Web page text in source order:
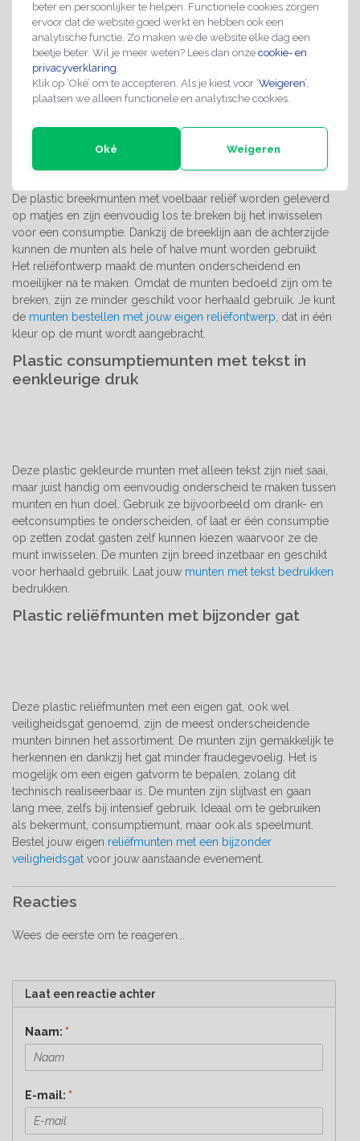
beter en persoonlijker te helpen. Functionele cookies zorgen
ervoor dat de website goed werkt en hebben ook een
analytische functie. Zo maken we de website elke dag een
beetje beter. Wil je meer weten? Lees dan onze cookie- en
privacyverklaring.
Klik op ‘Oké’ om te accepteren. Als je kiest voor ‘Weigeren’,
plaatsen we alleen functionele en analytische cookies.
Oké Weigeren
vallen direct op en zijn gemakkelijk te onderscheiden van
standaard ronde munten. Ze zijn niet alleen geschikt als
consumptiemunt, maar ook voor spelletjes, als
beloningsmunt of als leerhulpmiddel op scholen. Laat de
zeshoekige munten bedrukkenmet je eigen ontwerp.
Plastic reliëf breekmunten met tekst
De plastic breekmunten met voelbaar reliëf worden geleverd
op matjes en zijn eenvoudig los te breken bij het inwisselen
voor een consumptie. Dankzij de breeklijn aan de achterzijde
kunnen de munten als hele of halve munt worden gebruikt.
Het reliëfontwerp maakt de munten onderscheidend en
moeilijker na te maken. Omdat de munten bedoeld zijn om te
breken, zijn ze minder geschikt voor herhaald gebruik. Je kunt
de munten bestellen met jouw eigen reliëfontwerp , dat in één
kleur op de munt wordt aangebracht.
Plastic consumptiemunten met tekst in
eenkleurige druk
Deze plastic gekleurde munten met alleen tekst zijn niet saai,
maar juist handig om eenvoudig onderscheid te maken tussen
munten en hun doel. Gebruik ze bijvoorbeeld om drank- en
eetconsumpties te onderscheiden, of laat er één consumptie
op zetten zodat gasten zelf kunnen kiezen waarvoor ze de
munt inwisselen. De munten zijn breed inzetbaar en geschikt
voor herhaald gebruik. Laat jouw munten met tekst bedrukken
bedrukken.
Plastic reliëfmunten met bijzonder gat
Deze plastic reliëfmunten met een eigen gat, ook wel
veiligheidsgat genoemd, zijn de meest onderscheidende
munten binnen het assortiment. De munten zijn gemakkelijk te
herkennen en dankzij het gat minder fraudegevoelig. Het is
mogelijk om een eigen gatvorm te bepalen, zolang dit
technisch realiseerbaar is. De munten zijn slijtvast en gaan
lang mee, zelfs bij intensief gebruik. Ideaal om te gebruiken
als bekermunt, consumptiemunt, maar ook als speelmunt.
Bestel jouw eigen reliëfmunten met een bijzonder
veiligheidsgat voor jouw aanstaande evenement.
Reacties
Wees de eerste om te reageren...
Laat een reactie achter
Naam: *
E-mail: *